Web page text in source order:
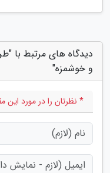
دیدگاه های مرتبط با
و خوشمزه"
* نظرتان را در مورد این